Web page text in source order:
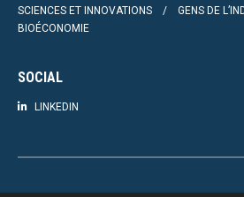
SCIENCES ET INNOVATIONS
GENS DE
BIOÉCONOMIE
SOCIAL
LINKEDIN